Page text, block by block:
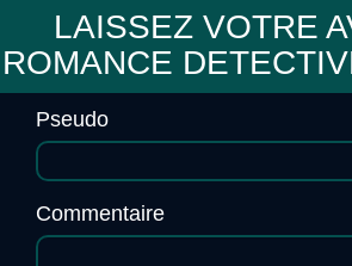
LAISSEZ VOTRE
ROMANCE
Pseudo
Commentaire